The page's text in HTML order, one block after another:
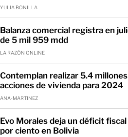
YULIA BONILLA
Balanza comercial registra en
de 5 mil 959 mdd
LA RAZÓN ONLINE
Contemplan realizar 5.4
acciones de vivienda para 2024
ANA-MARTINEZ
Evo Morales deja un déficit
por ciento en Bolivia